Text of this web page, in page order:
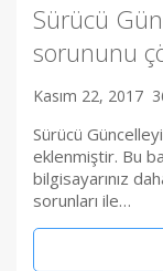
Sürücü
sorununu
Kasım 22, 2017
Sürücü
eklenmiştir. Bu
bilgisayarınız
sorunları ile…